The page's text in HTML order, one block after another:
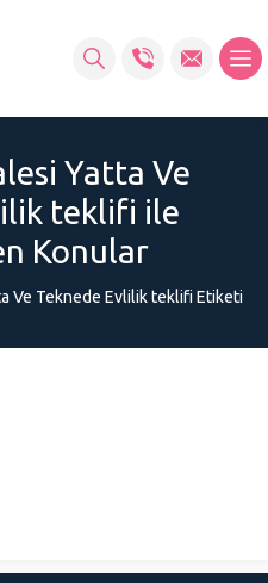
Yatta Ve
teklifi ile
Konular
Ve Teknede Evlilik teklifi Etiketi